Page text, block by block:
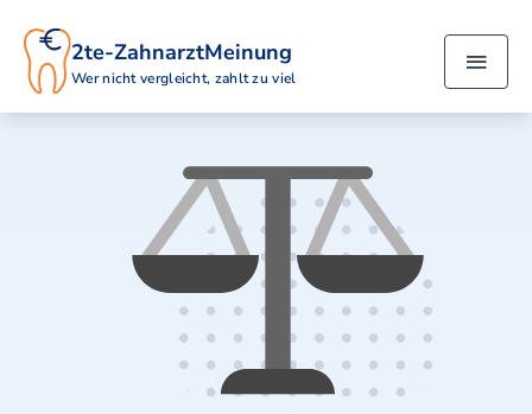
2te-ZahnarztMeinung
Wer nicht vergleicht, zahlt zu viel